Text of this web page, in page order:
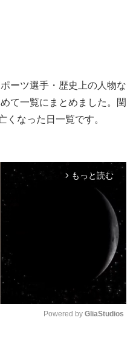
ーツ選手・歴史上の人物な
て一覧にまとめました。閏
くなった日一覧です。
arrow_forward_ios もっと読む
Powered by GliaStudios